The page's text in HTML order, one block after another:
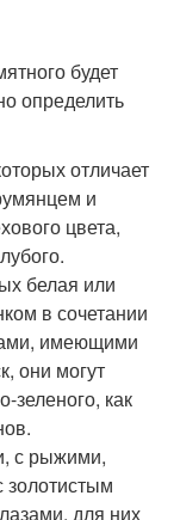
будет
определить
отличает
и
цвета,
белая или
в сочетании
имеющими
они могут
зеленого, как
с рыжими,
для них